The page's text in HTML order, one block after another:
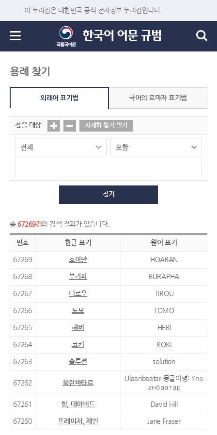
이 누리집은 대한민국 공식 전자정부 누리집입니다.
용례 찾기
외래어 표기법 국어의 로마자 표기법
찾을 대상 자세히 찾기 열기
찾기
총 67269건의 검색 결과가 있습니다.
번호 한글 표기 원어 표기
67269 호아반 HOABAN
67268 부라파 BURAPHA
67267 티로우 TIROU
67266 도모 TOMO
67265 헤비 HEBI
67264 코키 KOKI
67263 솔루션 solution
67262 울란바타르
Ulaanbaatar 몽골어명: Ула
анбаатар
67261 힐, 데이비드 David Hill
67260 프레이저, 제인 Jane Fraser